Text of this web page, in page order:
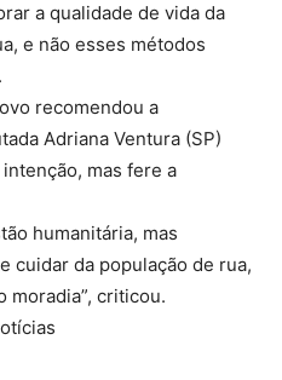
a qualidade de vida da
e não esses métodos
recomendou a
Adriana Ventura (SP)
mas fere a
humanitária, mas
cuidar da população de rua,
moradia”, criticou.